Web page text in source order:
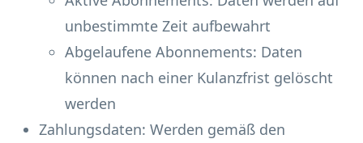
unbestimmte Zeit aufbewahrt
Abgelaufene Abonnements: Daten
können nach einer Kulanzfrist gelöscht
werden
Zahlungsdaten: Werden gemäß den